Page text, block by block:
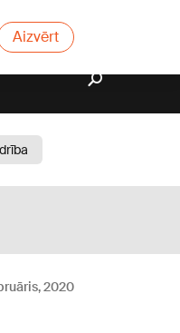
Aizvērt
2020